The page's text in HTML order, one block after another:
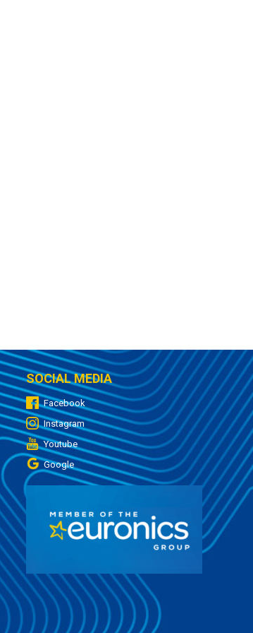
SOCIAL MEDIA
Facebook
Instagram
Youtube
Google